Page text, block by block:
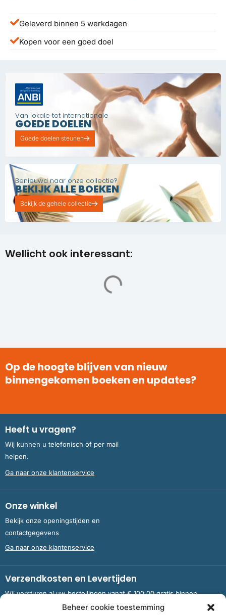
Beheer cookie toestemming
Geleverd binnen 5 werkdagen
Kopen voor een goed doel
Van lokale tot internationale
GOEDE DOELEN
Goede doelen steunen
Benieuwd naar onze collectie?
BEKIJK ALLE BOEKEN
Bekijk de gehele collectie
Wellicht ook interessant:
Op de hoogte blijven van nieuw
binnengekomen boeken en updates?
Heeft u vragen?
Wij kunnen u telefonisch of per mail
helpen.
Ga naar onze klantenservice
Onze winkel
Bekijk onze openingstijden en
contactgegevens
Ga naar onze klantenservice
Verzendkosten en Levertijden
Wij versturen al uw bestellingen vanaf € 100,00 gratis binnen
Nederland en België.